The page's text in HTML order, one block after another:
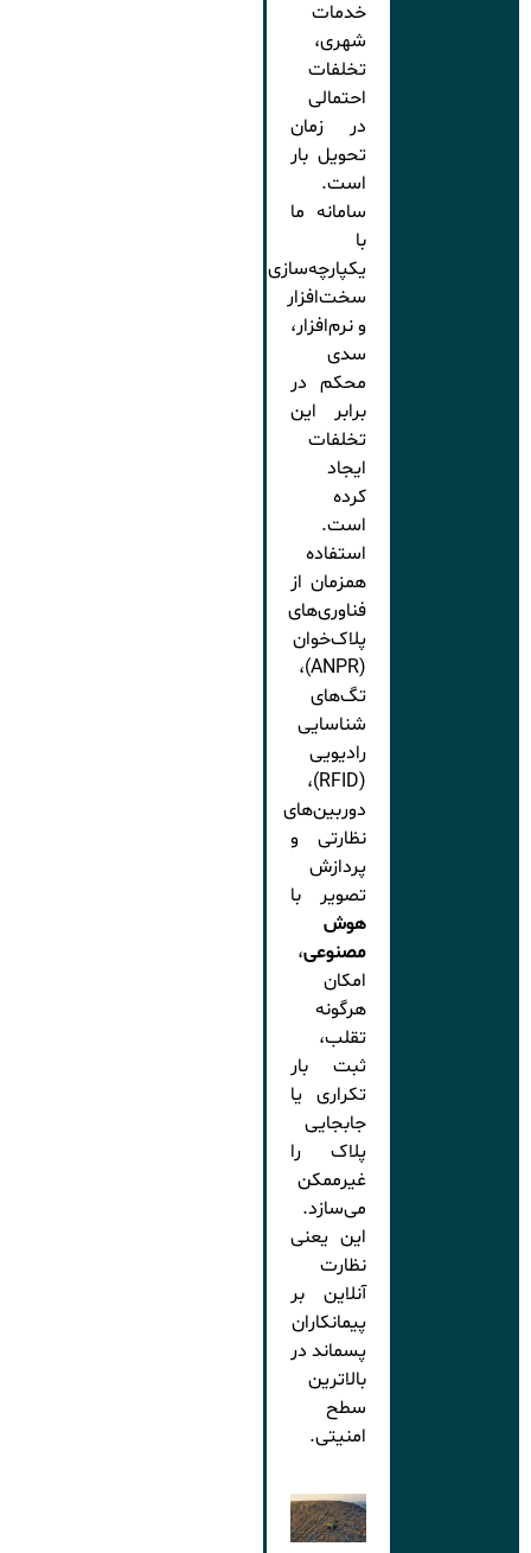
خدمات
شهری،
تخلفات
احتمالی
در زمان
تحویل بار
است.
سامانه ما
با
یکپارچه‌سازی
سخت‌افزار
و نرم‌افزار،
سدی
محکم در
برابر این
تخلفات
ایجاد
کرده
است.
استفاده
همزمان از
فناوری‌های
پلاک‌خوان
(ANPR)،
تگ‌های
شناسایی
رادیویی
(RFID)،
دوربین‌های
نظارتی و
پردازش
تصویر با
هوش
مصنوعی،
امکان
هرگونه
تقلب،
ثبت بار
تکراری یا
جابجایی
پلاک را
غیرممکن
می‌سازد.
این یعنی
نظارت
آنلاین بر
پیمانکاران
پسماند در
بالاترین
سطح
امنیتی.